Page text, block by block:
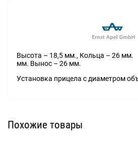
Высота – 18,5 мм., Кольца – 26
мм. Вынос – 26 мм.
Установка прицела с диаметром
Похожие товары